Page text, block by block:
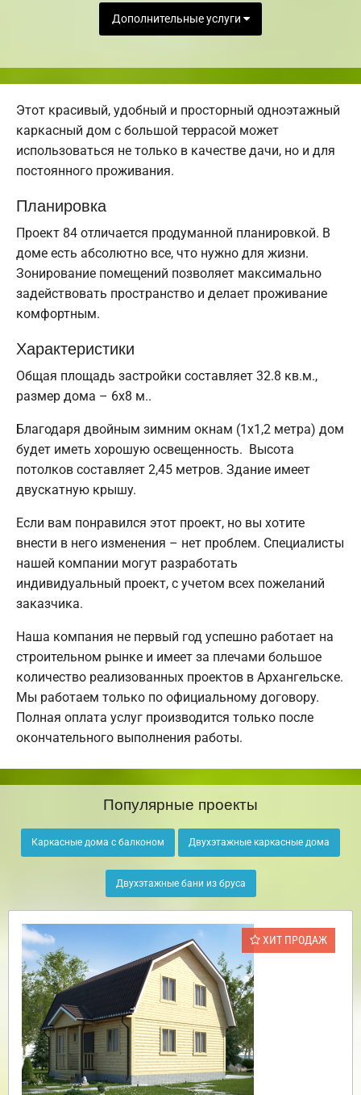
Дополнительные услуги
Этот красивый, удобный и просторный одноэтажный
каркасный дом с большой террасой может
использоваться не только в качестве дачи, но и для
постоянного проживания.
Планировка
Проект 84 отличается продуманной планировкой. В
доме есть абсолютно все, что нужно для жизни.
Зонирование помещений позволяет максимально
задействовать пространство и делает проживание
комфортным.
Характеристики
Общая площадь застройки составляет 32.8 кв.м.,
размер дома – 6х8 м..
Благодаря двойным зимним окнам (1x1,2 метра) дом
будет иметь хорошую освещенность. Высота
потолков составляет 2,45 метров. Здание имеет
двускатную крышу.
Если вам понравился этот проект, но вы хотите
внести в него изменения – нет проблем. Специалисты
нашей компании могут разработать
индивидуальный проект, с учетом всех пожеланий
заказчика.
Наша компания не первый год успешно работает на
строительном рынке и имеет за плечами большое
количество реализованных проектов в Архангельске.
Мы работаем только по официальному договору.
Полная оплата услуг производится только после
окончательного выполнения работы.
Популярные проекты
Каркасные дома с балконом Двухэтажные каркасные дома
Двухэтажные бани из бруса
ХИТ ПРОДАЖ